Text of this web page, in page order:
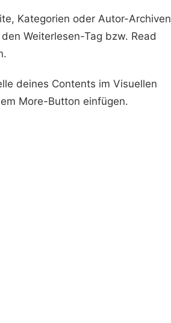
Kategorien oder Autor-Archiven
Weiterlesen-Tag bzw. Read
deines Contents im Visuellen
More-Button einfügen.